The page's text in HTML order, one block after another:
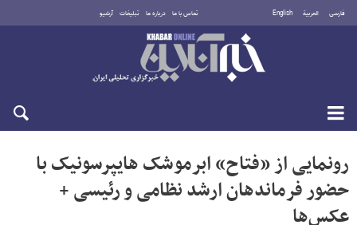
فارسی العربية English تماس با ما درباره ما تبلیغات آرشیو
جمعه ۱۶ مرداد ۱۴۰۵
رونمایی از «فتاح» ابرموشک هایپرسونیک با
حضور فرماندهان ارشد نظامی و رئیسی +
عکس‌ها